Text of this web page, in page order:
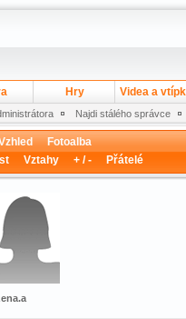
Hry Videa a
Najdi stálého správce
Fotoalba
Vztahy + / - Přátelé